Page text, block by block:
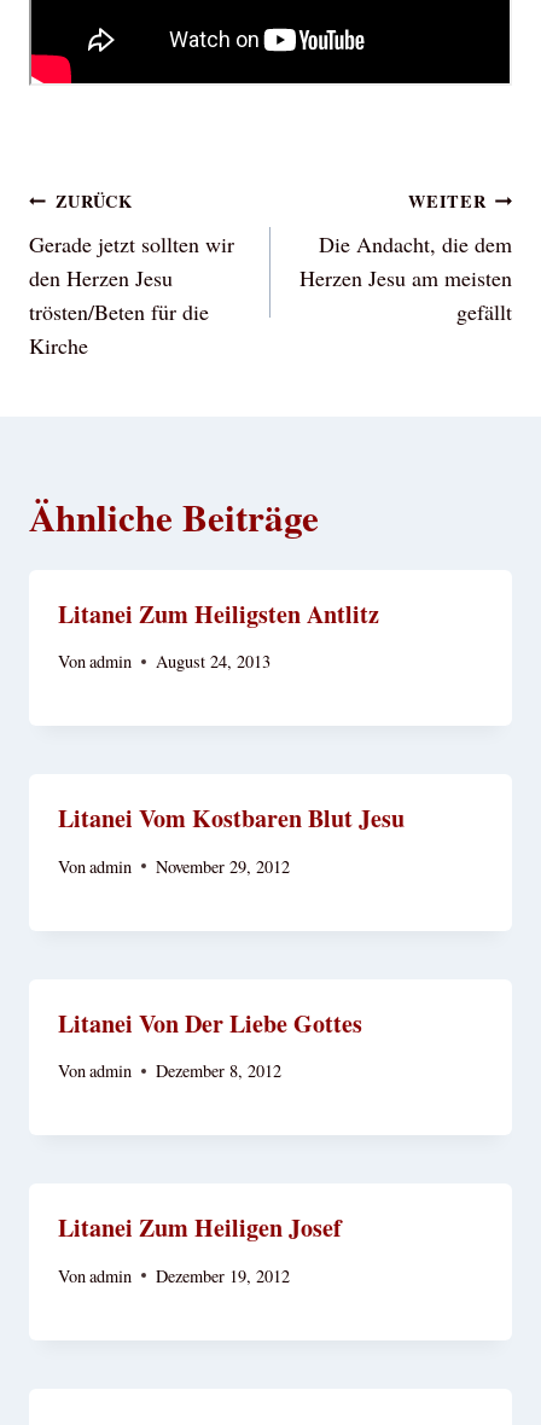
Beitragsnavigation
ZURÜCK
Gerade jetzt sollten wir
den Herzen Jesu
trösten/Beten für die
Kirche
WEITER
Die Andacht, die dem
Herzen Jesu am meisten
gefällt
Ähnliche Beiträge
Litanei Zum Heiligsten Antlitz
Vonadmin August 24, 2013
Litanei Vom Kostbaren Blut Jesu
Vonadmin November 29, 2012
Litanei Von Der Liebe Gottes
Vonadmin Dezember 8, 2012
Litanei Zum Heiligen Josef
Vonadmin Dezember 19, 2012